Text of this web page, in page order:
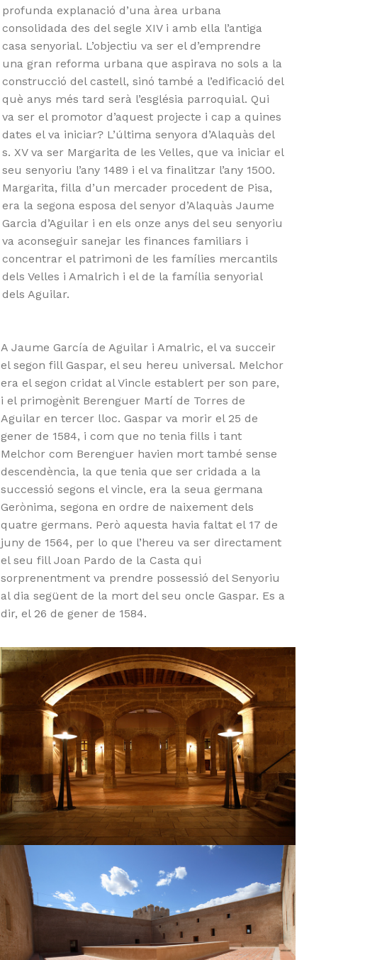
profunda explanació d’una àrea urbana
consolidada des del segle XIV i amb ella l’antiga
casa senyorial. L’objectiu va ser el d’emprendre
una gran reforma urbana que aspirava no sols a la
construcció del castell, sinó també a l’edificació del
què anys més tard serà l’església parroquial. Qui
va ser el promotor d’aquest projecte i cap a quines
dates el va iniciar? L’última senyora d’Alaquàs del
s. XV va ser Margarita de les Velles, que va iniciar el
seu senyoriu l’any 1489 i el va finalitzar l’any 1500.
Margarita, filla d’un mercader procedent de Pisa,
era la segona esposa del senyor d’Alaquàs Jaume
Garcia d’Aguilar i en els onze anys del seu senyoriu
va aconseguir sanejar les finances familiars i
concentrar el patrimoni de les famílies mercantils
dels Velles i Amalrich i el de la família senyorial
dels Aguilar.
A Jaume García de Aguilar i Amalric, el va succeir
el segon fill Gaspar, el seu hereu universal. Melchor
era el segon cridat al Vincle establert per son pare,
i el primogènit Berenguer Martí de Torres de
Aguilar en tercer lloc. Gaspar va morir el 25 de
gener de 1584, i com que no tenia fills i tant
Melchor com Berenguer havien mort també sense
descendència, la que tenia que ser cridada a la
successió segons el vincle, era la seua germana
Gerònima, segona en ordre de naixement dels
quatre germans. Però aquesta havia faltat el 17 de
juny de 1564, per lo que l’hereu va ser directament
el seu fill Joan Pardo de la Casta qui
sorprenentment va prendre possessió del Senyoriu
al dia següent de la mort del seu oncle Gaspar. Es a
dir, el 26 de gener de 1584.